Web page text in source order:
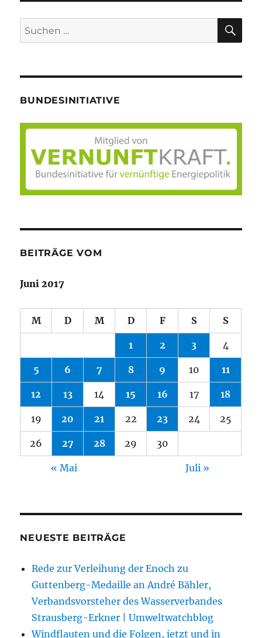
Suche
nach:
BUNDESINITIATIVE
BEITRÄGE VOM
Juni 2017
M D M D F S S
1 2 3 4
5 6 7 8 9 10 11
12 13 14 15 16 17 18
19 20 21 22 23 24 25
26 27 28 29 30
« Mai Juli »
NEUESTE BEITRÄGE
Rede zur Verleihung der Enoch zu
Guttenberg-Medaille an André Bähler,
Verbandsvorsteher des Wasserverbandes
Strausberg-Erkner | Umweltwatchblog
Windflauten und die Folgen, jetzt und in